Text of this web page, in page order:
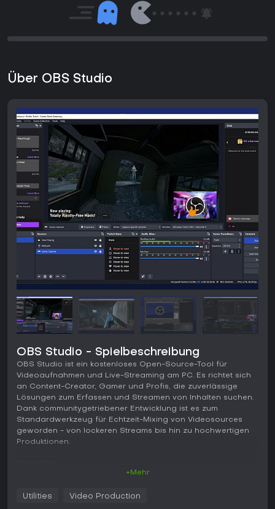
Über OBS Studio
OBS Studio - Spielbeschreibung
OBS Studio ist ein kostenloses Open-Source-Tool für
Videoaufnahmen und Live-Streaming am PC. Es richtet sich
an Content-Creator, Gamer und Profis, die zuverlässige
Lösungen zum Erfassen und Streamen von Inhalten suchen.
Dank communitygetriebener Entwicklung ist es zum
Standardwerkzeug für Echtzeit-Mixing von Videosources
geworden - von lockeren Streams bis hin zu hochwertigen
Produktionen.
+Mehr
Utilities Video Production